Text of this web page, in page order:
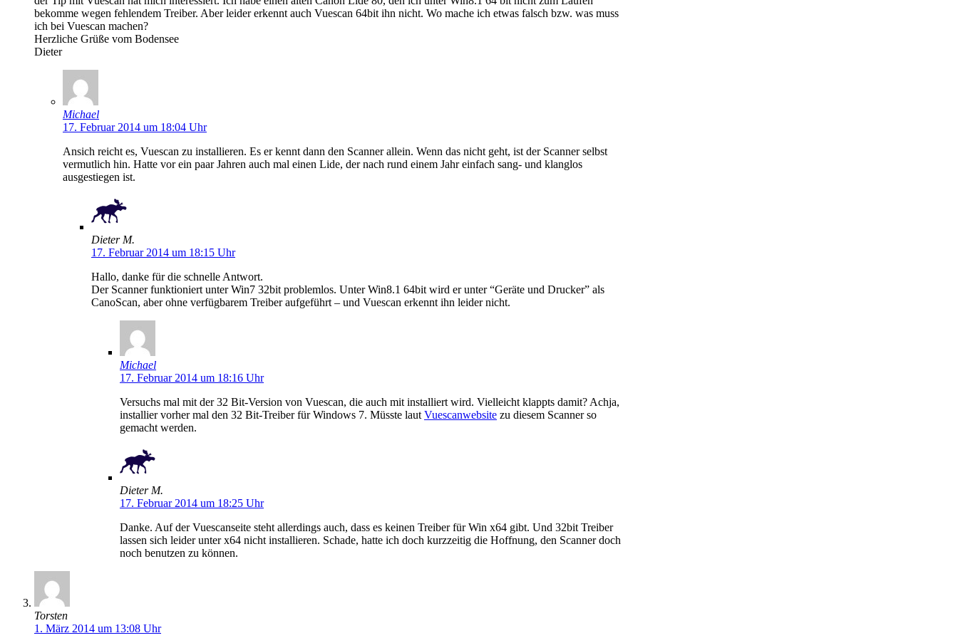
bekomme wegen fehlendem Treiber. Aber leider erkennt auch Vuescan 64bit ihn nicht. Wo mache ich etwas falsch bzw. was muss
ich bei Vuescan machen?
Herzliche Grüße vom Bodensee
Dieter
Michael
17. Februar 2014 um 18:04 Uhr
Ansich reicht es, Vuescan zu installieren. Es er kennt dann den Scanner allein. Wenn das nicht geht, ist der Scanner selbst
vermutlich hin. Hatte vor ein paar Jahren auch mal einen Lide, der nach rund einem Jahr einfach sang- und klanglos
ausgestiegen ist.
Dieter M.
17. Februar 2014 um 18:15 Uhr
Hallo, danke für die schnelle Antwort.
Der Scanner funktioniert unter Win7 32bit problemlos. Unter Win8.1 64bit wird er unter “Geräte und Drucker” als
CanoScan, aber ohne verfügbarem Treiber aufgeführt – und Vuescan erkennt ihn leider nicht.
Michael
17. Februar 2014 um 18:16 Uhr
Versuchs mal mit der 32 Bit-Version von Vuescan, die auch mit installiert wird. Vielleicht klappts damit? Achja,
installier vorher mal den 32 Bit-Treiber für Windows 7. Müsste laut Vuescanwebsite zu diesem Scanner so
gemacht werden.
Dieter M.
17. Februar 2014 um 18:25 Uhr
Danke. Auf der Vuescanseite steht allerdings auch, dass es keinen Treiber für Win x64 gibt. Und 32bit Treiber
lassen sich leider unter x64 nicht installieren. Schade, hatte ich doch kurzzeitig die Hoffnung, den Scanner doch
noch benutzen zu können.
Torsten
1. März 2014 um 13:08 Uhr